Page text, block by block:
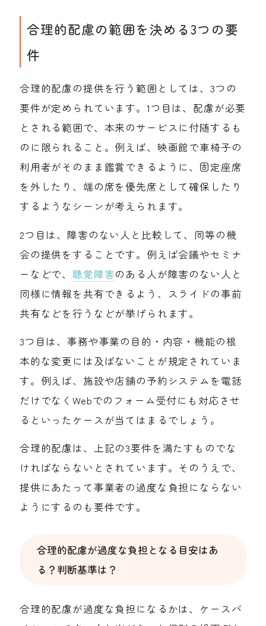
合理的配慮の範囲を決める3つの要
件
合理的配慮の提供を行う範囲としては、3つの
要件が定められています。1つ目は、配慮が必要
とされる範囲で、本来のサービスに付随するも
のに限られること。例えば、映画館で車椅子の
利用者がそのまま鑑賞できるように、固定座席
を外したり、端の席を優先席として確保したり
するようなシーンが考えられます。
2つ目は、障害のない人と比較して、同等の機
会の提供をすることです。例えば会議やセミナ
ーなどで、聴覚障害のある人が障害のない人と
同様に情報を共有できるよう、スライドの事前
共有などを行うなどが挙げられます。
3つ目は、事務や事業の目的・内容・機能の根
本的な変更には及ばないことが規定されていま
す。例えば、施設や店舗の予約システムを電話
だけでなくWebでのフォーム受付にも対応させ
るといったケースが当てはまるでしょう。
合理的配慮は、上記の3要件を満たすものでな
ければならないとされています。そのうえで、
提供にあたって事業者の過度な負担にならない
ようにするのも要件です。
合理的配慮が過度な負担となる目安はあ
る？判断基準は？
合理的配慮が過度な負担になるかは、ケースバ